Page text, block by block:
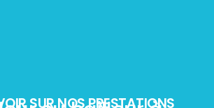
SUR NOS PRESTATIONS